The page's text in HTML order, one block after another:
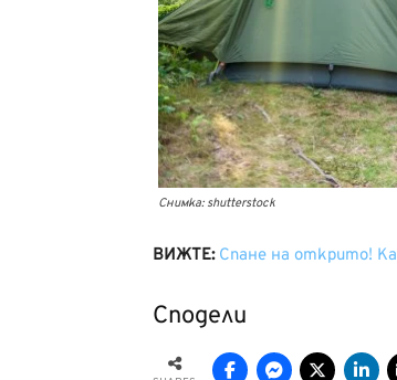
Снимка: shutterstock
ВИЖТЕ: Спане на открито!
Сподели